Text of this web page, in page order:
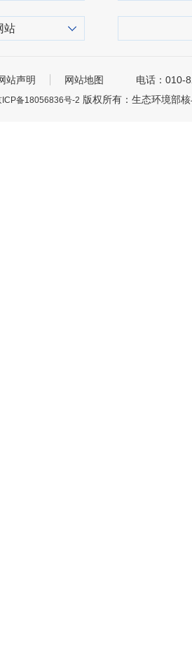
站
站声明 网站地图
电话：010-
ICP备18056836号-2 版权所有：生态环境部